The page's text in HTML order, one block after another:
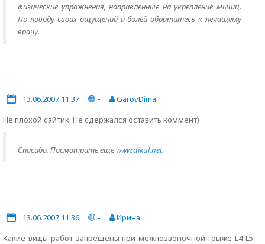
физические упражнения, направленные на укрепление мышц.
По поводу своих ощущений и болей обратитесь к лечащему
врачу.
13.06.2007 11:37 -
GarovDima
Не плохой сайтик. Не сдержался оставить коммент)
Спасибо. Посмотрите ещеwww.dikul.net.
13.06.2007 11:36 -
Ирина
Какие виды работ запрещены при межпозвоночной грыже L4-L5